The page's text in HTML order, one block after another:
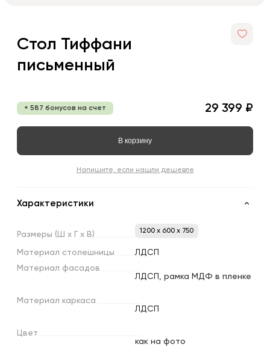
Стол Тиффани
письменный
+ 587 бонусов на счет 29 399 ₽
В корзину
Напишите, если нашли дешевле
Характеристики
Размеры (Ш х х В) 1200 x 600 x 750
Материал столешницы
ЛДСП
Материал фасадов
ЛДСП, рамка МДФ в пленке
Материал каркаса
ЛДСП
Цвет
как на фото